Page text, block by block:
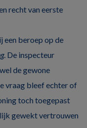
recht van eerste
een beroep op de
. De inspecteur
de gewone
vraag bleef echter of
toch toegepast
gewekt vertrouwen